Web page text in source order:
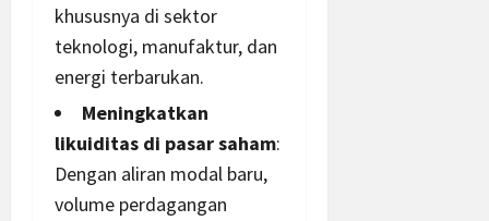
khususnya di sektor
teknologi, manufaktur, dan
energi terbarukan.
Meningkatkan
likuiditas di pasar saham:
Dengan aliran modal baru,
volume perdagangan